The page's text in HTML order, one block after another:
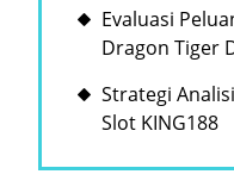
Evaluasi
Dragon Tiger
Strategi
Slot KING188